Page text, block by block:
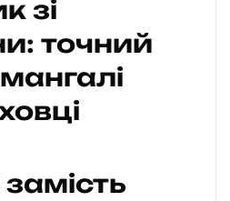
зі
точний